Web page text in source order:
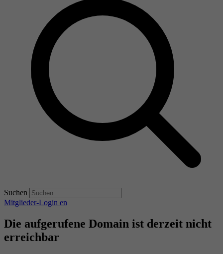
Suchen
Mitglieder-Login en
Die aufgerufene Domain ist derzeit nicht
erreichbar